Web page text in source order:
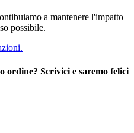
a mantenere l'impatto
possibile.
ordine? Scrivici e saremo felici